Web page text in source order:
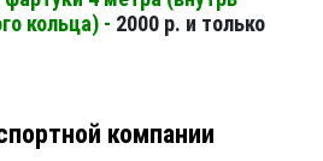
кольца) - 2000 р. и только
компании